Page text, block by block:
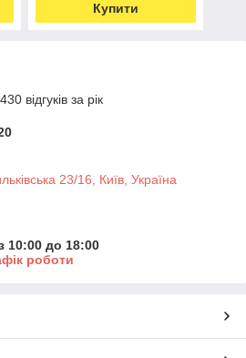
Купити
відгуків за рік
23/16, Київ, Україна
10:00 до 18:00
роботи